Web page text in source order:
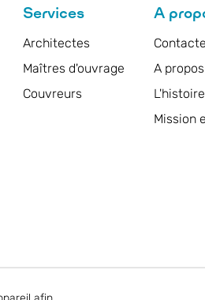
Services
Architectes
Maîtres d'ouvrage
Couvreurs
A
A
Mission